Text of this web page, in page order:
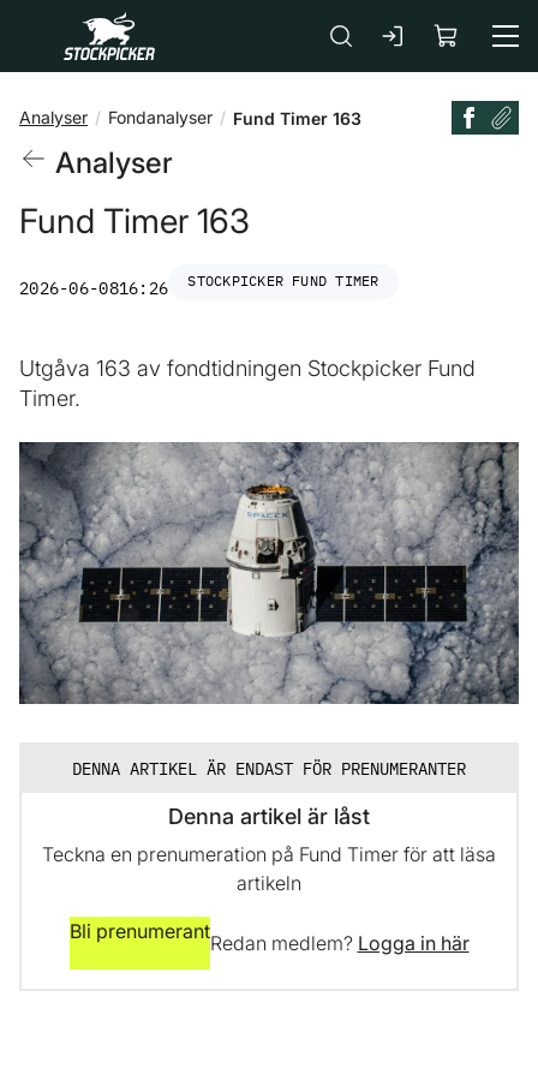
Gå till huvudinnehåll
Analyser Fondanalyser Fund Timer 163
Analyser
Fund Timer 163
2026-06-0816:26 STOCKPICKER FUND TIMER
Utgåva 163 av fondtidningen Stockpicker Fund
Timer.
DENNA ARTIKEL ÄR ENDAST FÖR PRENUMERANTER
Denna artikel är låst
Teckna en prenumeration på Fund Timer för att läsa
artikeln
Bli prenumerantRedan medlem? Logga in här